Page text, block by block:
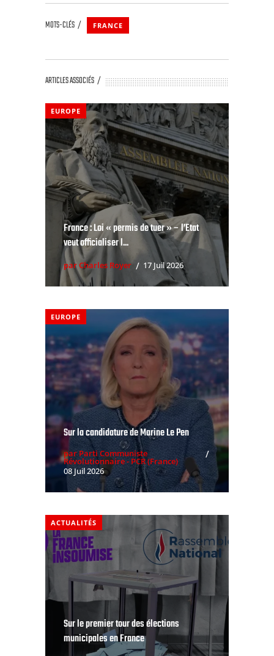
MOTS-CLÉS FRANCE
ARTICLES ASSOCIÉS
EUROPE
France : Loi « permis de tuer » – l’Etat
veut officialiser l...
par Charles Royer 17 Juil 2026
EUROPE
Sur la candidature de Marine Le Pen
par Parti Communiste
Révolutionnaire - PCR (France)
08 Juil 2026
ACTUALITÉS
Sur le premier tour des élections
municipales en France